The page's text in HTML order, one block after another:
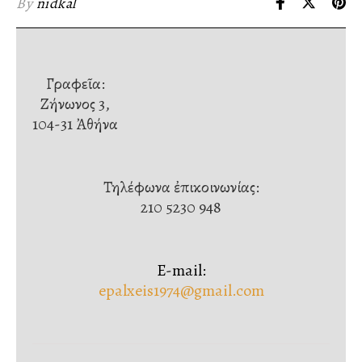
Γραφεῖα:
Ζήνωνος 3,
104-31 Ἀθήνα
Τηλέφωνα ἐπικοινωνίας:
210 5230 948
E-mail:
epalxeis1974@gmail.com